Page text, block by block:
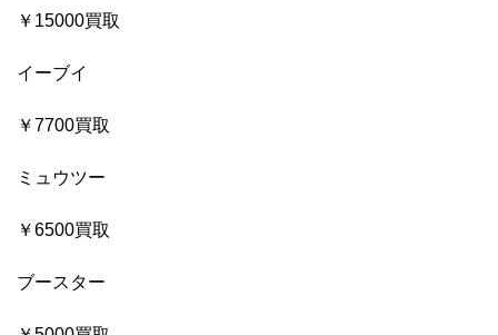
￥15000買取
イーブイ
￥7700買取
ミュウツー
￥6500買取
ブースター